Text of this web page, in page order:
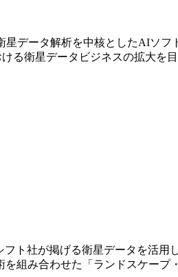
データ解析を中核としたAIソフ
る衛星データビジネスの拡大を目
フト社が掲げる衛星データを活用
を組み合わせた「ランドスケープ